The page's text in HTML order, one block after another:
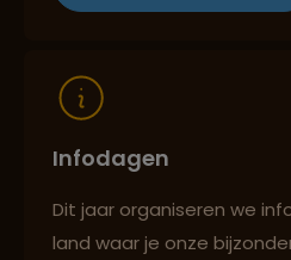
Infodagen
Dit jaar organiseren we
land waar je onze